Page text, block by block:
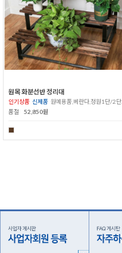
원목 화분선반 정리대
인기상품 신제품 원예용품,베란다,정원1단/2단/3단/4단
품절
52,850원